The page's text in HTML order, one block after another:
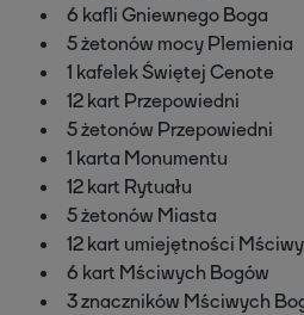
6 kafli Gniewnego Boga
5 żetonów mocy Plemienia
1 kafelek Świętej Cenote
12 kart Przepowiedni
5 żetonów Przepowiedni
1 karta Monumentu
12 kart Rytuału
5 żetonów Miasta
12 kart umiejętności
6 kart Mściwych Bogów
3 znaczników Mściwych